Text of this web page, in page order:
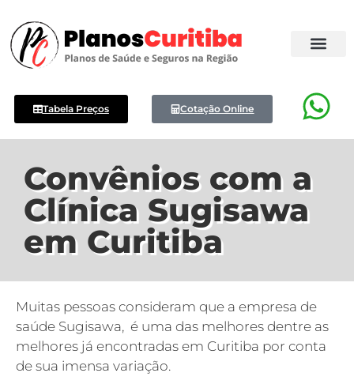
Tabela Preços Cotação Online
Convênios com a
Clínica Sugisawa
em Curitiba
Muitas pessoas consideram que a empresa de
saúde Sugisawa, é uma das melhores dentre as
melhores já encontradas em Curitiba por conta
de sua imensa variação.